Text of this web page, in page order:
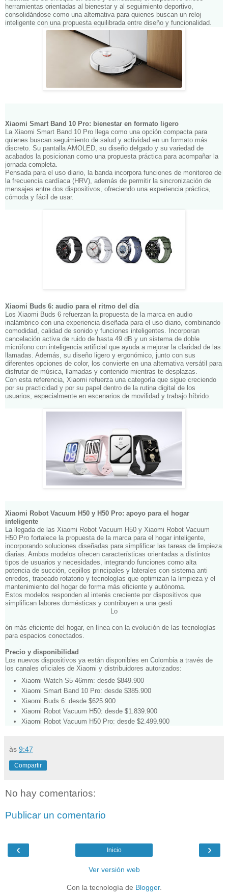
herramientas orientadas al bienestar y al seguimiento deportivo,
consolidándose como una alternativa para quienes buscan un reloj
inteligente con una propuesta equilibrada entre diseño y funcionalidad.
Xiaomi Smart Band 10 Pro: bienestar en formato ligero
La Xiaomi Smart Band 10 Pro llega como una opción compacta para
quienes buscan seguimiento de salud y actividad en un formato más
discreto. Su pantalla AMOLED, su diseño delgado y su variedad de
acabados la posicionan como una propuesta práctica para acompañar la
jornada completa.
Pensada para el uso diario, la banda incorpora funciones de monitoreo de
la frecuencia cardíaca (HRV), además de permitir la sincronización de
mensajes entre dos dispositivos, ofreciendo una experiencia práctica,
cómoda y fácil de usar.
Xiaomi Buds 6: audio para el ritmo del día
Los Xiaomi Buds 6 refuerzan la propuesta de la marca en audio
inalámbrico con una experiencia diseñada para el uso diario, combinando
comodidad, calidad de sonido y funciones inteligentes. Incorporan
cancelación activa de ruido de hasta 49 dB y un sistema de doble
micrófono con inteligencia artificial que ayuda a mejorar la claridad de las
llamadas. Además, su diseño ligero y ergonómico, junto con sus
diferentes opciones de color, los convierte en una alternativa versátil para
disfrutar de música, llamadas y contenido mientras te desplazas.
Con esta referencia, Xiaomi refuerza una categoría que sigue creciendo
por su practicidad y por su papel dentro de la rutina digital de los
usuarios, especialmente en escenarios de movilidad y trabajo híbrido.
Xiaomi Robot Vacuum H50 y H50 Pro: apoyo para el hogar
inteligente
La llegada de las Xiaomi Robot Vacuum H50 y Xiaomi Robot Vacuum
H50 Pro fortalece la propuesta de la marca para el hogar inteligente,
incorporando soluciones diseñadas para simplificar las tareas de limpieza
diarias. Ambos modelos ofrecen características orientadas a distintos
tipos de usuarios y necesidades, integrando funciones como alta
potencia de succión, cepillos principales y laterales con sistema anti
enredos, trapeado rotatorio y tecnologías que optimizan la limpieza y el
mantenimiento del hogar de forma más eficiente y autónoma.
Estos modelos responden al interés creciente por dispositivos que
simplifican labores domésticas y contribuyen a una gesti
Lo
ón más eficiente del hogar, en línea con la evolución de las tecnologías
para espacios conectados.
Precio y disponibilidad
Los nuevos dispositivos ya están disponibles en Colombia a través de
los canales oficiales de Xiaomi y distribuidores autorizados:
Xiaomi Watch S5 46mm: desde $849.900
Xiaomi Smart Band 10 Pro: desde $385.900
Xiaomi Buds 6: desde $625.900
Xiaomi Robot Vacuum H50: desde $1.839.900
Xiaomi Robot Vacuum H50 Pro: desde $2.499.900
às 9:47
Compartir
No hay comentarios:
Publicar un comentario
‹ ›
Inicio
Ver versión web
Con la tecnología de Blogger.